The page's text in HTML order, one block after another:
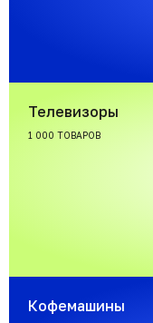
Телевизоры
1 000 ТОВАРОВ
Кофемашины